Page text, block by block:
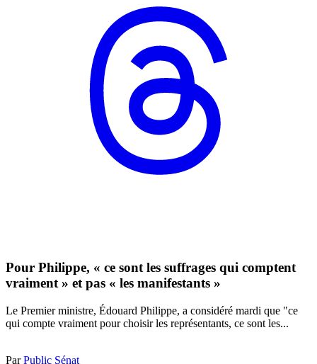
Pour Philippe, « ce sont les suffrages qui comptent
vraiment » et pas « les manifestants »
Le Premier ministre, Édouard Philippe, a considéré mardi que "ce
qui compte vraiment pour choisir les représentants, ce sont les...
ParPublic Sénat